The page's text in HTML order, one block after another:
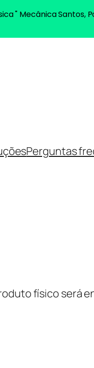
Perguntas
físico será
" Mecânica Santos,